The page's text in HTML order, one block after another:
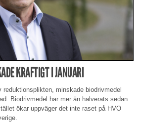
KRAFTIGT I JANUARI
minskade biodrivmedel
Biodrivmedel har mer än halverats sedan
ökar uppväger det inte raset på HVO